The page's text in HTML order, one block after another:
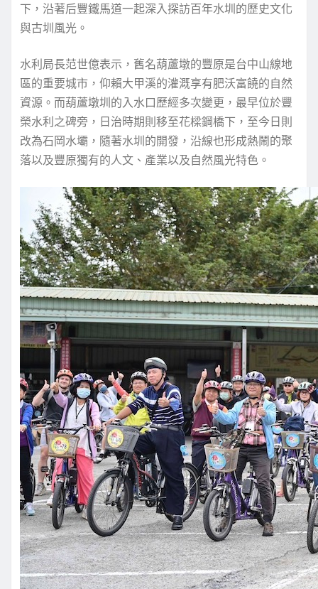
下，沿著后豐鐵馬道一起深入探訪百年水圳的歷史文化
與古圳風光。
水利局長范世億表示，舊名葫蘆墩的豐原是台中山線地
區的重要城市，仰賴大甲溪的灌溉享有肥沃富饒的自然
資源。而葫蘆墩圳的入水口歷經多次變更，最早位於豐
榮水利之碑旁，日治時期則移至花樑鋼橋下，至今日則
改為石岡水壩，隨著水圳的開發，沿線也形成熱鬧的聚
落以及豐原獨有的人文、產業以及自然風光特色。